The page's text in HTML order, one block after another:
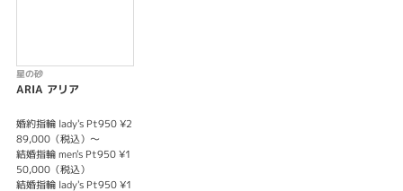
星の砂
ARIA アリア
婚約指輪 lady's Pt950 ¥2
89,000（税込）～
結婚指輪 men's Pt950 ¥1
50,000（税込）
結婚指輪 lady's Pt950 ¥1